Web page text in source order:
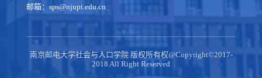
邮箱：sps@njupt.edu.cn
南京邮电大学社会与人口学院 版权所有权@Copyright©2017-
2018 All Right Reserved